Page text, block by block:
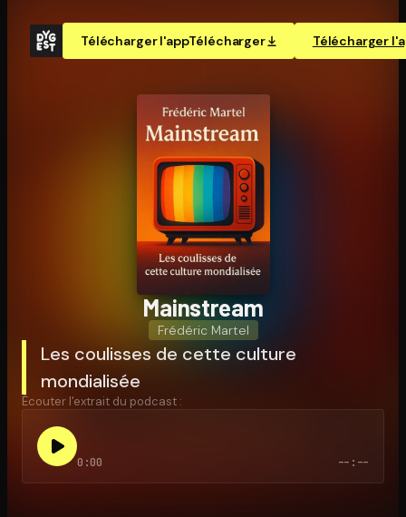
Télécharger l'appTélécharger Télécharger
Ouvre l'app Appareil photo, pointe sur le code. C'est gratuit à
Mainstream
Frédéric Martel
Les coulisses de cette culture
mondialisée
Écouter l'extrait du podcast :
0:00 --:--